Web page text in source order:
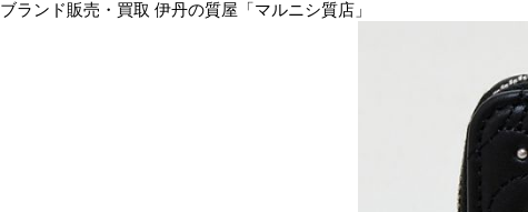
ブランド販売・買取 伊丹の質屋「マルニシ質店」